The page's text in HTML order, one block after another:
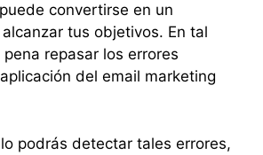
convertirse en un
tus objetivos. En tal
repasar los errores
del email marketing
podrás detectar tales errores,